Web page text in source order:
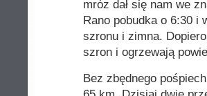
mróz dał się nam we
Rano pobudka o 6:30 i
szronu i zimna.
szron i ogrzewają
Bez zbędnego